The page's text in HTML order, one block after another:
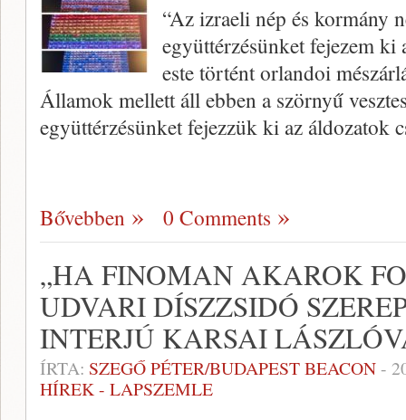
“Az izraeli nép és kormány
együttérzésünket fejezem ki
este történt orlandoi
Államok mellett áll ebben a szörnyű
együttérzésünket fejezzük ki az áldozatok
Bővebben 0 Comments
„HA FINOMAN AKAROK
UDVARI DÍSZZSIDÓ
INTERJÚ KARSAI
ÍRTA: SZEGŐ PÉTER/BUDAPEST BEACON-
HÍREK - LAPSZEMLE